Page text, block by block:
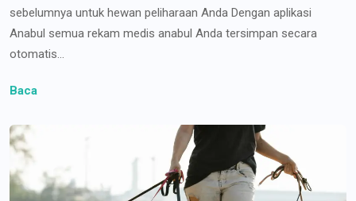
sebelumnya untuk hewan peliharaan Anda Dengan aplikasi
Anabul semua rekam medis anabul Anda tersimpan secara
otomatis...
Baca